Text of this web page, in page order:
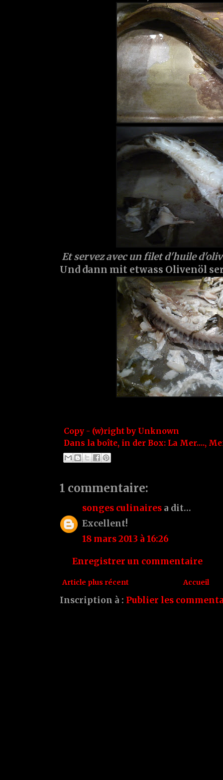
Et servez avec un filet d'huile
Und dann mit etwass Olivenöl
Copy - (w)right by Unknown
Dans la boîte, in der Box: La Mer....,
1 commentaire:
songes culinaires a dit…
Excellent!
18 mars 2013 à 16:26
Enregistrer un commentaire
Article plus récent Accueil
Inscription à : Publier les